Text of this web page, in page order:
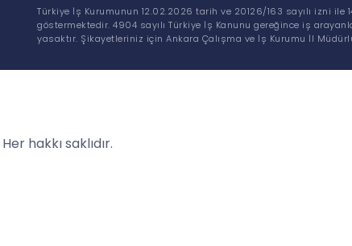
Türkiye İş Kurumunun 12.02.2026 tarih ve 20126/163 sayılı izni
göstermektedir. 4904 sayılı Türkiye İş Kanunu gereğince iş
yasaktır. Şikayetleriniz için Ankara Çalışma ve İş Kurumu İl
hakkı saklıdır.